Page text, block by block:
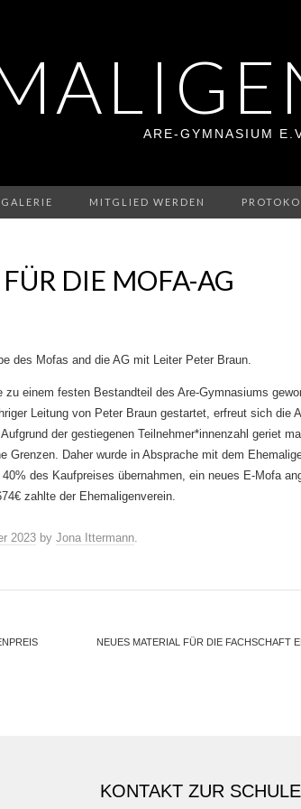
ARE-GYMNASIUM
GALERIE MITGLIED WERDEN
DIE MOFA-AG
des Mofas and die AG mit Leiter Peter Braun.
einem festen Bestandteil des Are-Gymnasiums
Leitung von Peter Braun gestartet, erfreut sich die
der gestiegenen Teilnehmer*innenzahl geriet
Grenzen. Daher wurde in Absprache mit dem
des Kaufpreises übernahmen, ein neues E-Mofa
zahlte der Ehemaligenverein.
2023 by Jona Ittermann
NEUES MATERIAL FÜR DIE FACHSCHAFT
KONTAKT ZUR SCHULE